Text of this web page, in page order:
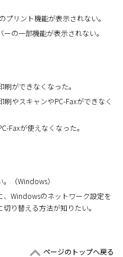
リント機能が表示されない。
の一部機能が表示されない。
ができなくなった。
やスキャンやPC-Faxができなく
Faxが使えなくなった。
（Windows）
Windowsのネットワーク設定を
り替える方法が知りたい。
ページのトップへ戻る